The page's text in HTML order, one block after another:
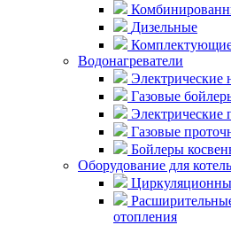
Дизельные
Водонагреватели
Электрические
Газовые
Электрические
Газовые
Бойлеры
Оборудование для
отопления